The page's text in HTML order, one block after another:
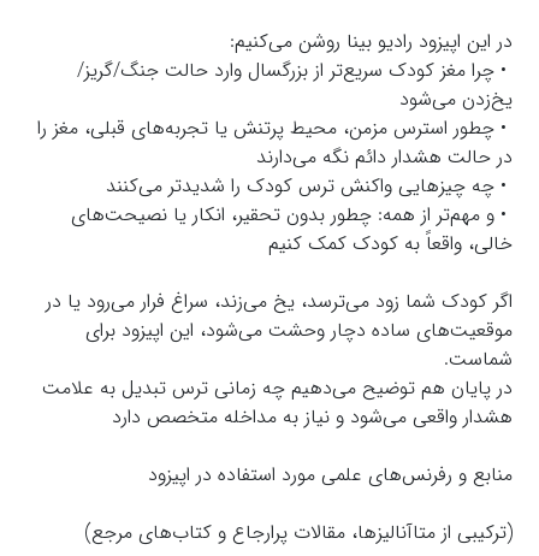
در این اپیزود رادیو بینا روشن می‌کنیم:
• چرا مغز کودک سریع‌تر از بزرگسال وارد حالت جنگ/گریز/
یخ‌زدن می‌شود
• چطور استرس مزمن، محیط پرتنش یا تجربه‌های قبلی، مغز را
در حالت هشدار دائم نگه می‌دارند
• چه چیزهایی واکنش ترس کودک را شدیدتر می‌کنند
• و مهم‌تر از همه: چطور بدون تحقیر، انکار یا نصیحت‌های
خالی، واقعاً به کودک کمک کنیم
اگر کودک شما زود می‌ترسد، یخ می‌زند، سراغ فرار می‌رود یا در
موقعیت‌های ساده دچار وحشت می‌شود، این اپیزود برای
شماست.
در پایان هم توضیح می‌دهیم چه زمانی ترس تبدیل به علامت
هشدار واقعی می‌شود و نیاز به مداخله متخصص دارد
منابع و رفرنس‌های علمی مورد استفاده در اپیزود
(ترکیبی از متاآنالیزها، مقالات پرارجاع و کتاب‌های مرجع)